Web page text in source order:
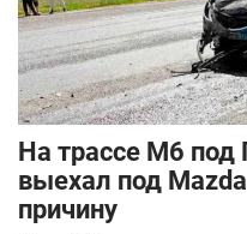
На трассе М6 под
выехал под
причину